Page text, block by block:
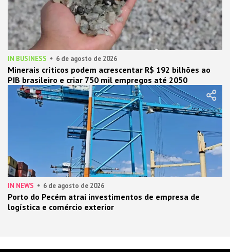
IN BUSINESS 6 de agosto de 2026
Minerais críticos podem acrescentar R$ 192 bilhões ao
PIB brasileiro e criar 750 mil empregos até 2050
IN NEWS 6 de agosto de 2026
Porto do Pecém atrai investimentos de empresa de
logística e comércio exterior